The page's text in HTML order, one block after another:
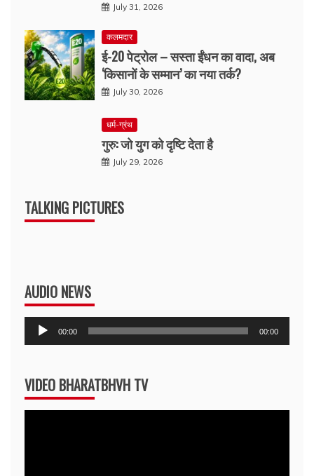
July 31, 2026
कलमदार
ई-20 पेट्रोल – सस्ता ईंधन का वादा, अब
‘किसानों के सम्मान’ का नया तर्क?
July 30, 2026
धर्म-ग्रंथ
गुरु: जो युग को दृष्टि देता है
July 29, 2026
TALKING PICTURES
AUDIO NEWS
Audio
Player
00:00 00:00
VIDEO BHARATBHVH TV